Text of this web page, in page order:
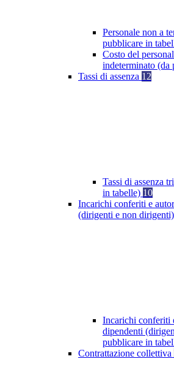
Personale non a
pubblicare in
Costo del
indeterminato (da
Tassi di assenza 12
Tassi di assenza
in tabelle) 10
Incarichi conferiti e
(dirigenti e non dirigenti)
Incarichi conferiti
dipendenti
pubblicare in
Contrattazione collettiva